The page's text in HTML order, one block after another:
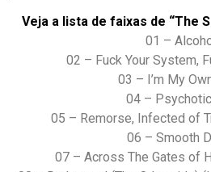
Veja a lista de faixas de “The
01 –
02 – Fuck Your System,
03 – I’m My
04 –
05 – Remorse, Infected of
06 – Smooth
07 – Across The Gates of